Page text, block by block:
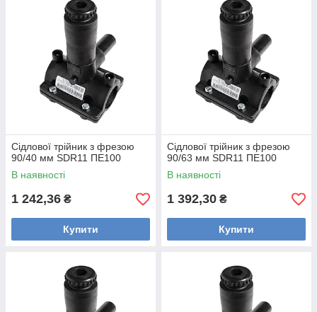
Сідлової трійник з фрезою
90/40 мм SDR11 ПЕ100
В наявності
1 242,36 ₴
Купити
Сідлової трійник з фрезою
90/63 мм SDR11 ПЕ100
В наявності
1 392,30 ₴
Купити